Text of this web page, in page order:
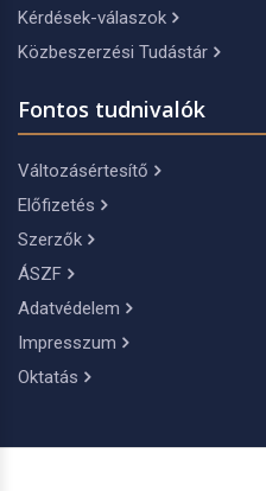
Kérdések-válaszok
Közbeszerzési Tudástár
Fontos tudnivalók
Változásértesítő
Előfizetés
Szerzők
ÁSZF
Adatvédelem
Impresszum
Oktatás